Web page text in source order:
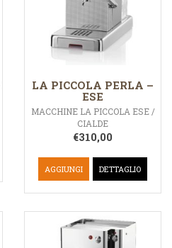
LA PICCOLA PERLA –
ESE
MACCHINE LA PICCOLA ESE /
CIALDE
€310,00
AGGIUNGI DETTAGLIO